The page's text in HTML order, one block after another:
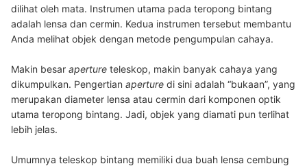
dilihat oleh mata. Instrumen utama pada teropong bintang
adalah lensa dan cermin. Kedua instrumen tersebut membantu
Anda melihat objek dengan metode pengumpulan cahaya.
Makin besar aperture teleskop, makin banyak cahaya yang
dikumpulkan. Pengertian aperture di sini adalah “bukaan”, yang
merupakan diameter lensa atau cermin dari komponen optik
utama teropong bintang. Jadi, objek yang diamati pun terlihat
lebih jelas.
Umumnya teleskop bintang memiliki dua buah lensa cembung